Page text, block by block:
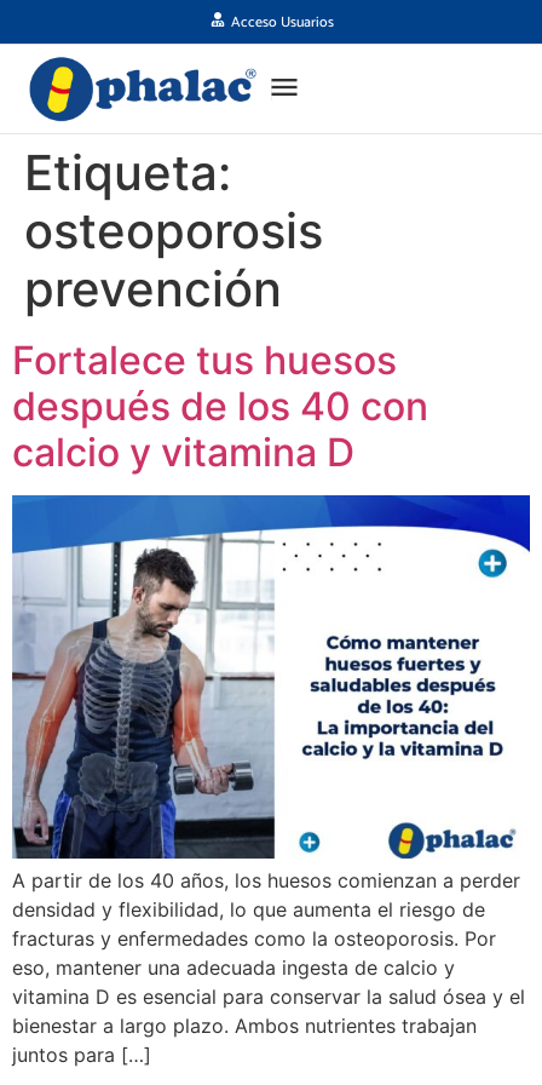
Acceso Usuarios
Etiqueta:
osteoporosis
prevención
Fortalece tus huesos
después de los 40 con
calcio y vitamina D
A partir de los 40 años, los huesos comienzan a perder
densidad y flexibilidad, lo que aumenta el riesgo de
fracturas y enfermedades como la osteoporosis. Por
eso, mantener una adecuada ingesta de calcio y
vitamina D es esencial para conservar la salud ósea y el
bienestar a largo plazo. Ambos nutrientes trabajan
juntos para […]